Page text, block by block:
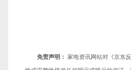
免责声明： 家电资讯网站对《京东